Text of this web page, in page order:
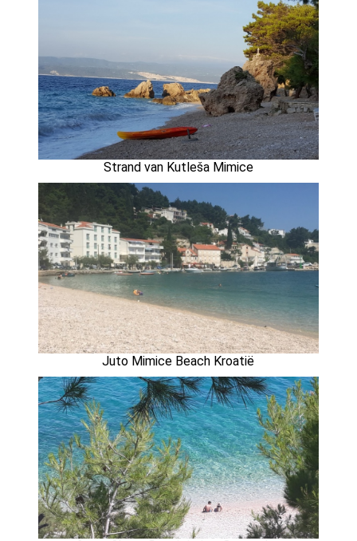
Strand van Kutleša Mimice
Juto Mimice Beach Kroatië